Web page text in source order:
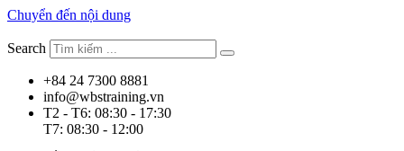
Chuyển đến nội dung
Search
+84 24 7300 8881
info@wbstraining.vn
T2 - T6: 08:30 - 17:30
T7: 08:30 - 12:00